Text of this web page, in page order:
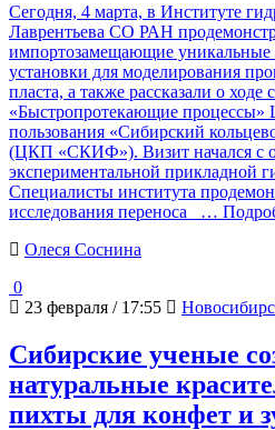
Сегодня, 4 марта, в Институте
Лаврентьева СО РАН
импортозамещающие уникальные
установки для моделирования
пласта, а также рассказали о ходе
«Быстропротекающие процессы»
пользования «Сибирский
(ЦКП «СКИФ»). Визит начался с
экспериментальной прикладной
Специалисты института
исследования переноса
…
Олеся Соснина
0
23 февраля / 17:55
Сибирские ученые
натуральные
пихты для конфет и